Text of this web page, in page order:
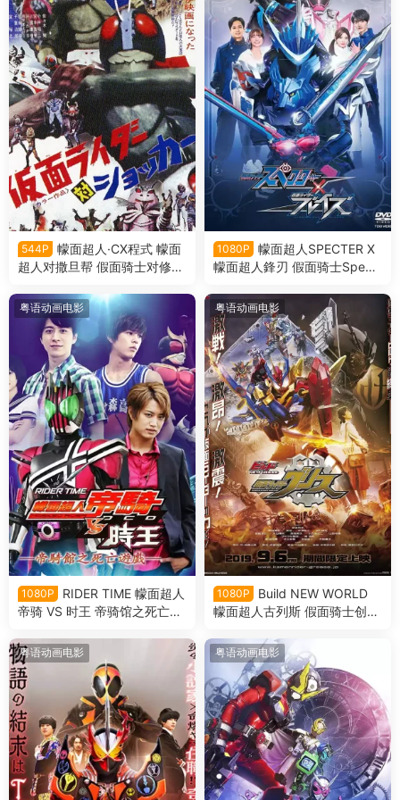
544P
幪面超人·CX程式 幪面
超人对撒旦帮 假面骑士对修卡
1080P
幪面超人SPECTER X
幪面超人鋒刃 假面骑士Spect
粤语动画电影
1080P
RIDER TIME 幪面超人
帝骑 VS 时王 帝骑馆之死亡游
时王 帝骑馆的死亡游戏粤语版
粤语动画电影
1080P
Build NEW WORLD
幪面超人古列斯 假面骑士创骑
粤语动画电影 粤语动画电影